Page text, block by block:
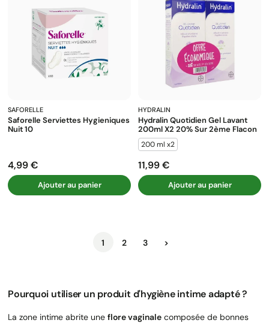
SAFORELLE
Saforelle Serviettes Hygieniques
Nuit 10
Prix
4,99 €
Ajouter au panier
HYDRALIN
Hydralin Quotidien Gel Lavant
200ml X2 20% Sur 2ème Flacon
200 ml x2
Prix
11,99 €
Ajouter au panier
1 2 3 Suivant
>
Pourquoi utiliser un produit d'hygiène intime adapté ?
La zone intime abrite une flore vaginale composée de bonnes